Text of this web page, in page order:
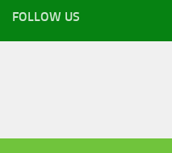
FOLLOW US